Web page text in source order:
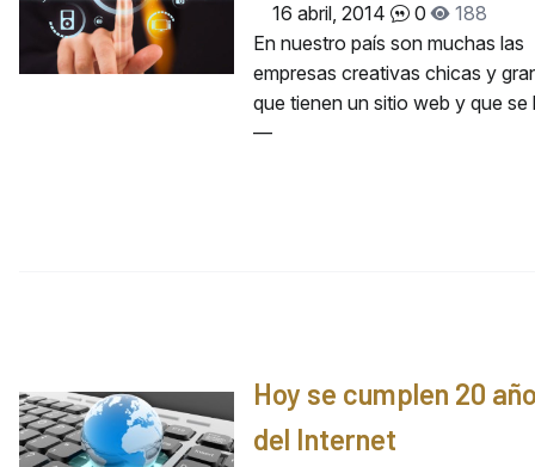
16 abril, 2014 0
188
En nuestro país son muchas las
empresas creativas chicas y
que tienen un sitio web y que se
—
Hoy se cumplen 20
del Internet